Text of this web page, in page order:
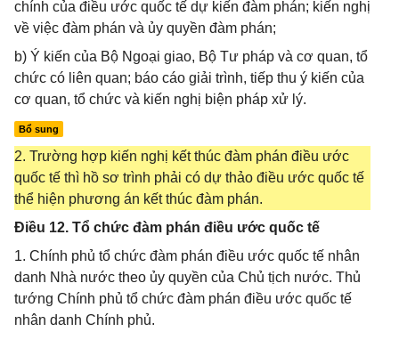
chính của điều ước quốc tế dự kiến đàm phán; kiến nghị
về việc đàm phán và ủy quyền đàm phán;
b) Ý kiến của Bộ Ngoại giao, Bộ Tư pháp và cơ quan, tổ
chức có liên quan; báo cáo giải trình, tiếp thu ý kiến của
cơ quan, tổ chức và kiến nghị biện pháp xử lý.
Bổ sung
2. Trường hợp kiến nghị kết thúc đàm phán điều ước
quốc tế thì hồ sơ trình phải có dự thảo điều ước quốc tế
thể hiện phương án kết thúc đàm phán.
Điều 12. Tổ chức đàm phán điều ước quốc tế
1. Chính phủ tổ chức đàm phán điều ước quốc tế nhân
danh Nhà nước theo ủy quyền của Chủ tịch nước. Thủ
tướng Chính phủ tổ chức đàm phán điều ước quốc tế
nhân danh Chính phủ.